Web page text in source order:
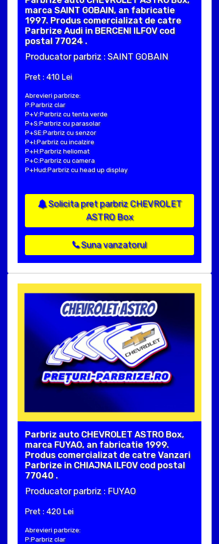
marca SAINT GOBAIN, an fabricatie
1997. Produs comercializat de catre
Parbrize Audi in BERCENI ILFOV cod
postal 77024 .
Producator parbriz : SAINT GOBAIN
Pret : 410 Lei
Abrevieri parbrize:
P:Parbriz clar
P+V:Parbriz cu tenta verde
P+S:Parbriz cu parasolar
P+SE:Parbriz cu senzor
P+I:Parbriz cu incalzire
P+H:Parbriz heliomat
P+C:Parbriz cu camera
P+Hud:Parbriz cu head up display
Solicita pret parbriz CHEVROLET
ASTRO Box
Suna vanzatorul
Parbriz auto CHEVROLET ASTRO Box,
marca FUYAO, an fabricatie 1999.
Produs comercializat de catre Vanzari
Parbrize in CHIAJNA ILFOV cod postal
77040 .
Producator parbriz : FUYAO
Pret : 420 Lei
Abrevieri parbrize:
P:Parbriz clar